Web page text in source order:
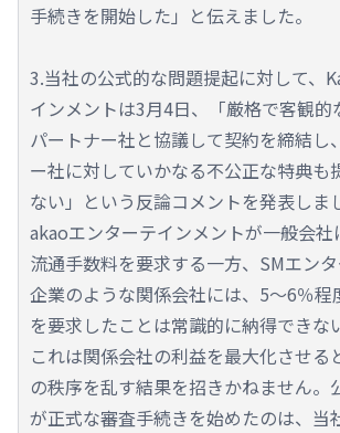
手続きを開始した」と伝えました。
3.当社の公式的な問題提起に対して、
インメントは3月4日、「厳格で客観的
パートナー社と協議して契約を締結し
ー社に対していかなる不公正な特典も
ない」という反論コメントを発表しま
akaoエンターテインメントが一般会社
流通手数料を要求する一方、SMエン
企業のような関係会社には、5～6％程
を要求したことは常識的に納得できな
これは関係会社の利益を最大化させる
の秩序を乱す結果を招きかねません。
が正式な審査手続きを始めたのは、当